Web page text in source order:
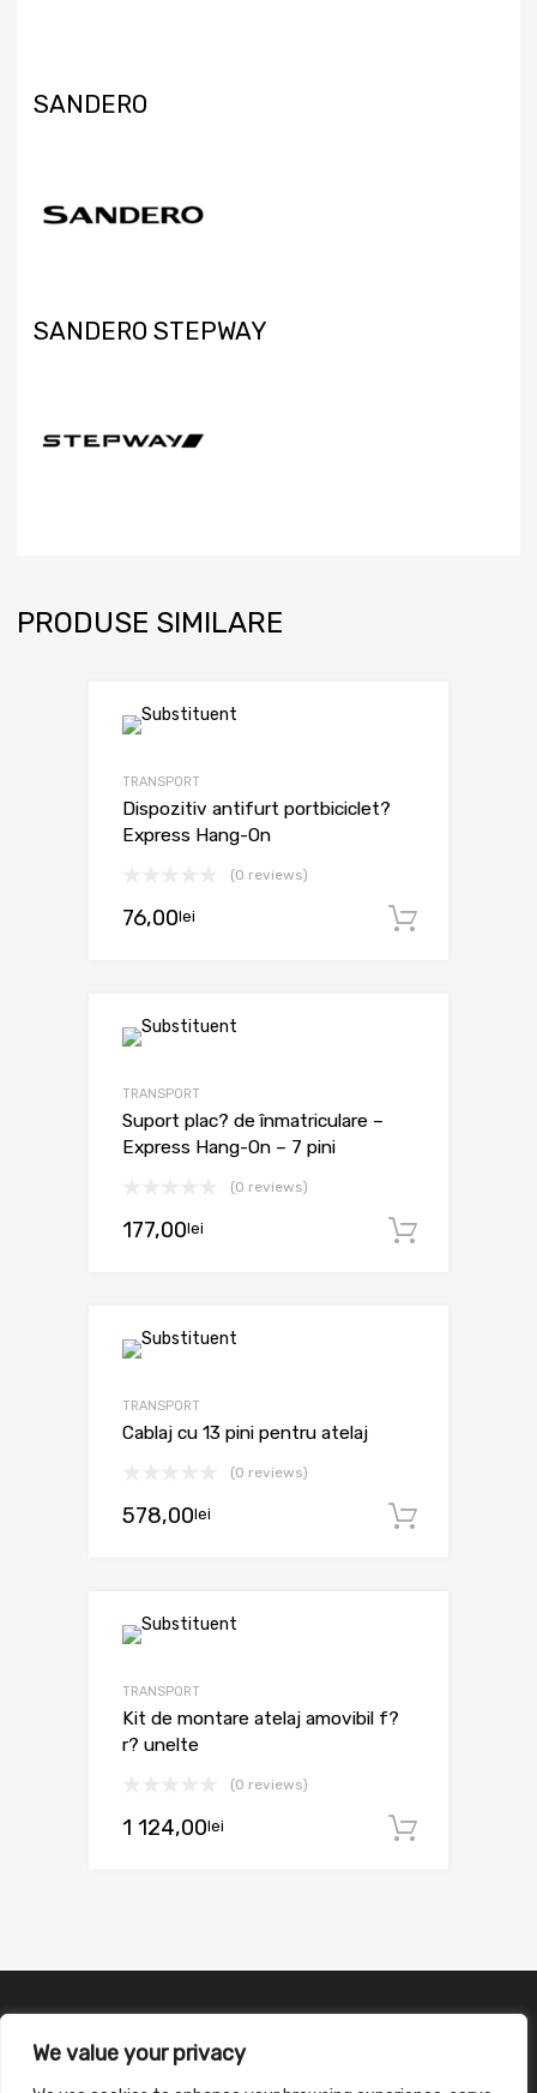
We value your privacy
SANDERO
SANDERO STEPWAY
PRODUSE SIMILARE
TRANSPORT
Dispozitiv antifurt portbiciclet?
Express Hang-On
(0 reviews)
76,00lei
TRANSPORT
Suport plac? de înmatriculare –
Express Hang-On – 7 pini
(0 reviews)
177,00lei
TRANSPORT
Cablaj cu 13 pini pentru atelaj
(0 reviews)
578,00lei
TRANSPORT
Kit de montare atelaj amovibil f?
r? unelte
(0 reviews)
1 124,00lei